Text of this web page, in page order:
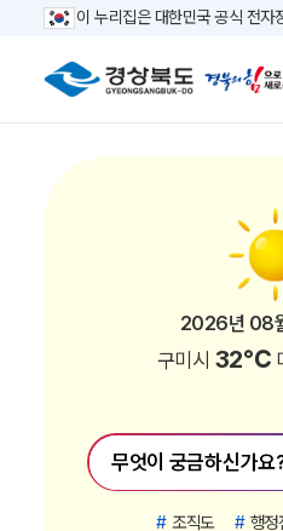
이 누리집은 대한민국 공식 전자
2026년 08
포항시31℃
2026년 08
경주시31℃
2026년 08
김천시 30℃
2026년 08
안동시 30℃
2026년 08
구미시 32℃
2026년 08
영주시 28℃
2026년 08
영천시 32℃
2026년 08
상주시 29℃
2026년 08
문경시 28℃
2026년 08
경산시 34℃
2026년 08
의성군31℃
2026년 08
청송군 29℃
2026년 08
영양군 28℃
2026년 08
영덕군 27℃
2026년 08
청도군 33℃
2026년 08
고령군 33℃
2026년 08
성주군 32℃
2026년 08
칠곡군 33℃
2026년 08
봉화군 27℃
2026년 08
예천군 29℃
2026년 08
울진군 28℃
2026년 08
울릉군 27℃
# 조직도 # 행정